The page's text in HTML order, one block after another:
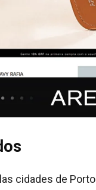
cidades de